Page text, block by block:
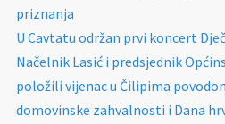
priznanja
U Cavtatu održan prvi koncert
Načelnik Lasić i predsjednik
položili vijenac u Čilipima
domovinske zahvalnosti i Dana